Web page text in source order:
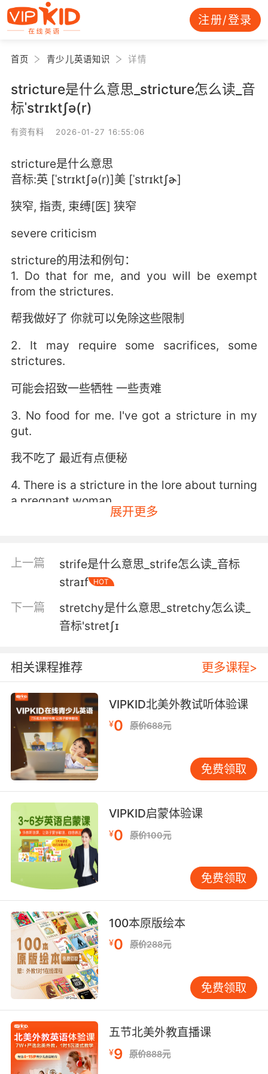
注册/登录
首页 青少儿英语知识 详情
stricture是什么意思_stricture怎么读_音
标ˈstrɪktʃə(r)
有资有料 2026-01-27 16:55:06
stricture是什么意思
音标:英 [ˈstrɪktʃə(r)]美 [ˈstrɪktʃɚ]
狭窄, 指责, 束缚[医] 狭窄
severe criticism
stricture的用法和例句：
1. Do that for me, and you will be exempt
from the strictures.
帮我做好了 你就可以免除这些限制
2. It may require some sacrifices, some
strictures.
可能会招致一些牺牲 一些责难
3. No food for me. I've got a stricture in my
gut.
我不吃了 最近有点便秘
4. There is a stricture in the lore about turning
a pregnant woman.
5. Also, with the laparoscopic common bile
duct exploration, postop bile leaks and
strictures are significantly minimized.
在腹腔镜手术中施行正常的胆管探查 术后胆漏及
胆管狭窄的 发生率大大降低
展开更多
上一篇
strife是什么意思_strife怎么读_音标
straɪf
HOT
下一篇
stretchy是什么意思_stretchy怎么读_
音标'stretʃɪ
相关课程推荐 更多课程>
VIPKID北美外教试听体验课
¥0 原价688元
免费领取
VIPKID启蒙体验课
¥0 原价100元
免费领取
100本原版绘本
¥0 原价288元
免费领取
五节北美外教直播课
¥9 原价888元